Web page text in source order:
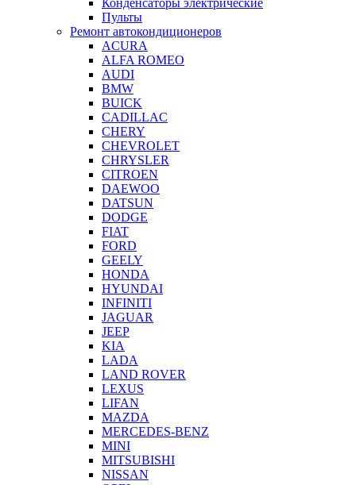
Конденсаторы электрические
Пульты
Ремонт автокондиционеров
ACURA
ALFA ROMEO
AUDI
BMW
BUICK
CADILLAC
CHERY
CHEVROLET
CHRYSLER
CITROEN
DAEWOO
DATSUN
DODGE
FIAT
FORD
GEELY
HONDA
HYUNDAI
INFINITI
JAGUAR
JEEP
KIA
LADA
LAND ROVER
LEXUS
LIFAN
MAZDA
MERCEDES-BENZ
MINI
MITSUBISHI
NISSAN